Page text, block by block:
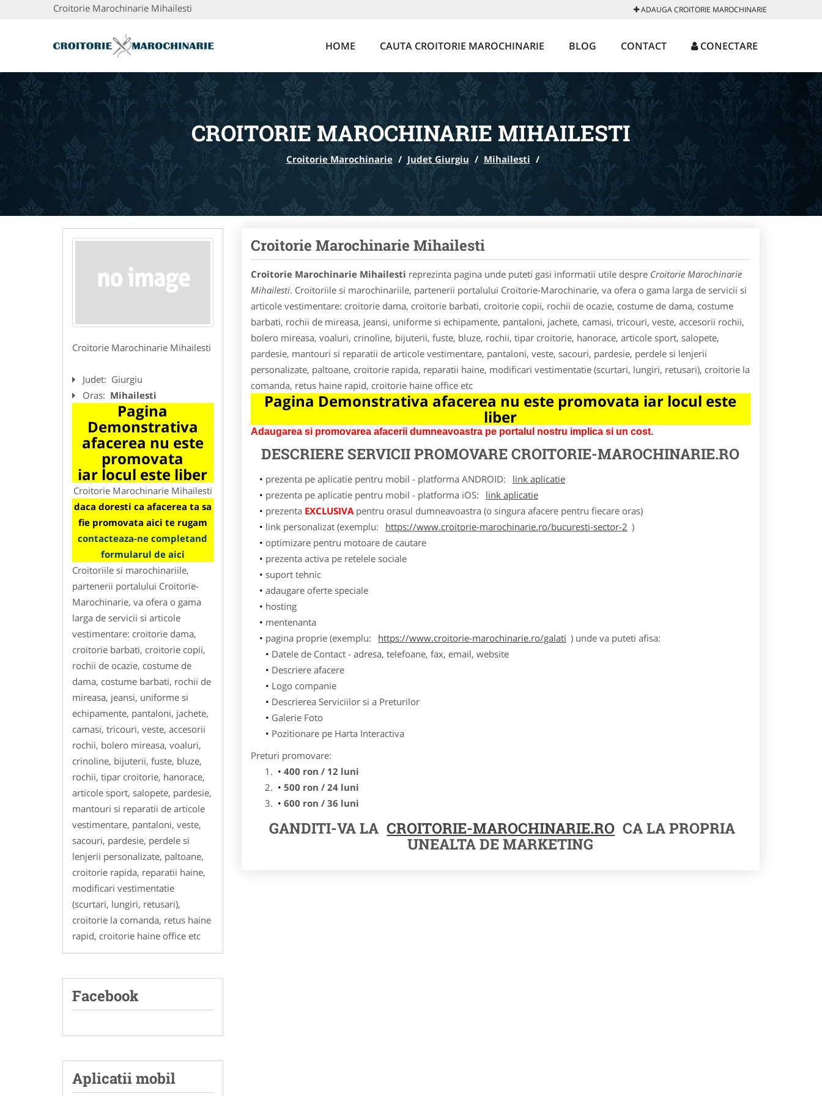
Croitorie Marochinarie Mihailesti ADAUGA CROITORIE MAROCHINARIE
HOME CAUTA CROITORIE MAROCHINARIE BLOG CONTACT CONECTARE
CROITORIE MAROCHINARIE MIHAILESTI
Croitorie Marochinarie / Judet Giurgiu / Mihailesti /
Croitorie Marochinarie Mihailesti
Judet: Giurgiu
Oras: Mihailesti
Pagina
Demonstrativa
afacerea nu este
promovata
iar locul este liber
Croitorie Marochinarie Mihailesti
daca doresti ca afacerea ta sa
fie promovata aici te rugam
contacteaza-ne completand
formularul de aici
Croitoriile si marochinariile,
partenerii portalului Croitorie-
Marochinarie, va ofera o gama
larga de servicii si articole
vestimentare: croitorie dama,
croitorie barbati, croitorie copii,
rochii de ocazie, costume de
dama, costume barbati, rochii de
mireasa, jeansi, uniforme si
echipamente, pantaloni, jachete,
camasi, tricouri, veste, accesorii
rochii, bolero mireasa, voaluri,
crinoline, bijuterii, fuste, bluze,
rochii, tipar croitorie, hanorace,
articole sport, salopete, pardesie,
mantouri si reparatii de articole
vestimentare, pantaloni, veste,
sacouri, pardesie, perdele si
lenjerii personalizate, paltoane,
croitorie rapida, reparatii haine,
modificari vestimentatie
(scurtari, lungiri, retusari),
croitorie la comanda, retus haine
rapid, croitorie haine office etc
Facebook
Aplicatii mobil
Croitorie Marochinarie Mihailesti
Croitorie Marochinarie Mihailesti reprezinta pagina unde puteti gasi informatii utile despre Croitorie Marochinarie
Mihailesti. Croitoriile si marochinariile, partenerii portalului Croitorie-Marochinarie, va ofera o gama larga de servicii si
articole vestimentare: croitorie dama, croitorie barbati, croitorie copii, rochii de ocazie, costume de dama, costume
barbati, rochii de mireasa, jeansi, uniforme si echipamente, pantaloni, jachete, camasi, tricouri, veste, accesorii rochii,
bolero mireasa, voaluri, crinoline, bijuterii, fuste, bluze, rochii, tipar croitorie, hanorace, articole sport, salopete,
pardesie, mantouri si reparatii de articole vestimentare, pantaloni, veste, sacouri, pardesie, perdele si lenjerii
personalizate, paltoane, croitorie rapida, reparatii haine, modificari vestimentatie (scurtari, lungiri, retusari), croitorie la
comanda, retus haine rapid, croitorie haine office etc
Pagina Demonstrativa afacerea nu este promovata iar locul este
liber
Adaugarea si promovarea afacerii dumneavoastra pe portalul nostru implica si un cost.
DESCRIERE SERVICII PROMOVARECROITORIE-MAROCHINARIE.RO
prezenta pe aplicatie pentru mobil - platforma ANDROID:
link aplicatie
prezenta pe aplicatie pentru mobil - platforma iOS:
link aplicatie
prezenta EXCLUSIVApentru orasul dumneavoastra (o singura afacere pentru fiecare oras)
link personalizat (exemplu:
https://www.croitorie-marochinarie.ro/bucuresti-sector-2 )
optimizare pentru motoare de cautare
prezenta activa pe retelele sociale
suport tehnic
adaugare oferte speciale
hosting
mentenanta
pagina proprie (exemplu:
https://www.croitorie-marochinarie.ro/galati ) unde va puteti afisa:
Datele de Contact - adresa, telefoane, fax, email, website
Descriere afacere
Logo companie
Descrierea Serviciilor si a Preturilor
Galerie Foto
Pozitionare pe Harta Interactiva
Preturi promovare:
400 ron / 12 luni
500 ron / 24 luni
600 ron / 36 luni
GANDITI-VA LA CROITORIE-MAROCHINARIE.RO CA LA PROPRIA
UNEALTA DE MARKETING